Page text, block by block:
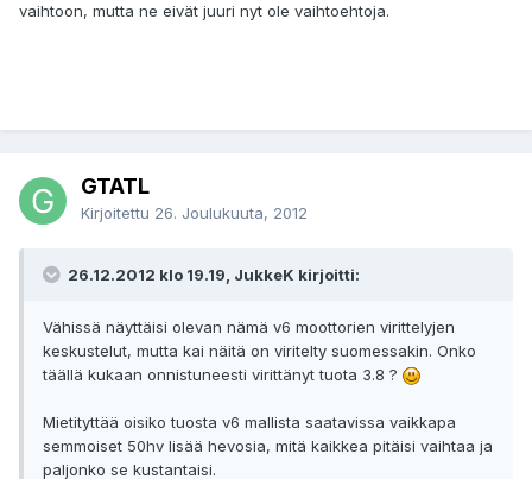
vaihtoon, mutta ne eivät juuri nyt ole vaihtoehtoja.
GTATL
Kirjoitettu 26. Joulukuuta, 2012
26.12.2012 klo 19.19, JukkeK kirjoitti:
Vähissä näyttäisi olevan nämä v6 moottorien virittelyjen
keskustelut, mutta kai näitä on viritelty suomessakin. Onko
täällä kukaan onnistuneesti virittänyt tuota 3.8 ?
Mietityttää oisiko tuosta v6 mallista saatavissa vaikkapa
semmoiset 50hv lisää hevosia, mitä kaikkea pitäisi vaihtaa ja
paljonko se kustantaisi.